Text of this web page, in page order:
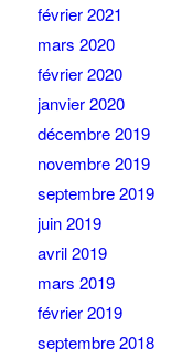
février 2021
mars 2020
février 2020
janvier 2020
décembre 2019
novembre 2019
septembre 2019
juin 2019
avril 2019
mars 2019
février 2019
septembre 2018